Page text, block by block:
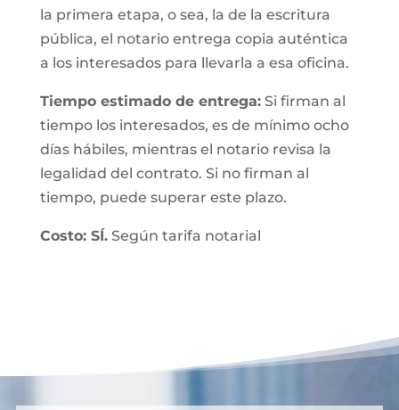
la primera etapa, o sea, la de la escritura
pública, el notario entrega copia auténtica
a los interesados para llevarla a esa oficina.
Tiempo estimado de entrega:Si firman al
tiempo los interesados, es de mínimo ocho
días hábiles, mientras el notario revisa la
legalidad del contrato. Si no firman al
tiempo, puede superar este plazo.
Costo: SÍ.Según tarifa notarial